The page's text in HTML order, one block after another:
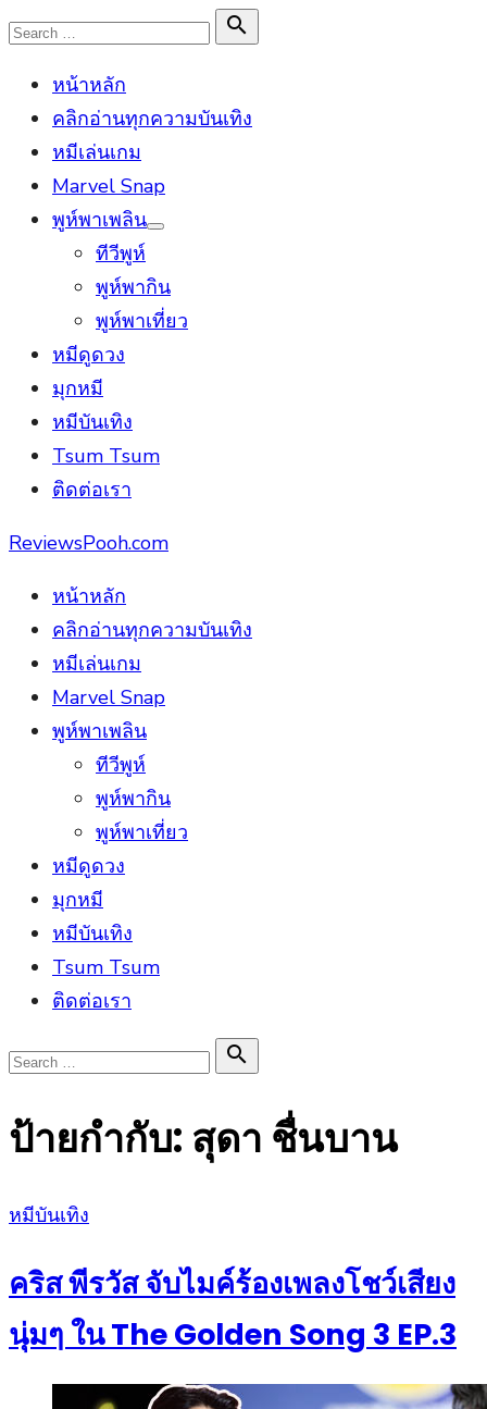
Skip
content
Search

Search
หน้าหลัก
คลิกอ่านทุกความบันเทิง
หมีเล่นเกม
Marvel Snap
พูห์พาเพลิน
Show
ทีวีพูห์
พูห์พากิน
พูห์พาเที่ยว
หมีดูดวง
มุกหมี
หมีบันเทิง
Tsum Tsum
ติดต่อเรา
ReviewsPooh.com
หน้าหลัก
คลิกอ่านทุกความบันเทิง
หมีเล่นเกม
Marvel Snap
พูห์พาเพลิน
ทีวีพูห์
พูห์พากิน
พูห์พาเที่ยว
หมีดูดวง
มุกหมี
หมีบันเทิง
Tsum Tsum
ติดต่อเรา
Search

Search
ป้ายกำกับ: สุดา ชื่นบาน
Posted
หมีบันเทิง
คริส พีรวัส จับไมค์ร้องเพลงโชว์เสียง
นุ่มๆ ใน The Golden Song 3 EP.3